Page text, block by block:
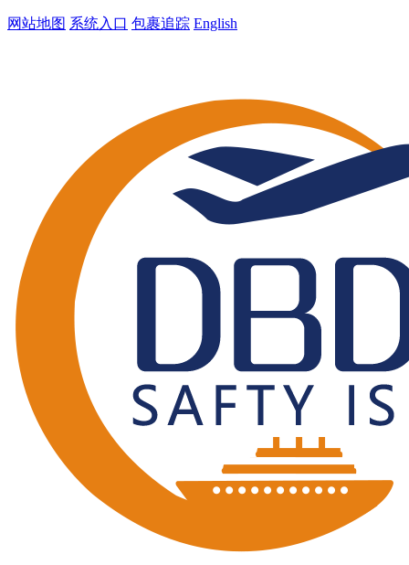
网站地图 系统入口 包裹追踪 English